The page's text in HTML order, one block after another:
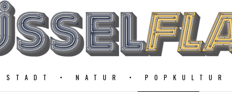
STADT • NATUR •